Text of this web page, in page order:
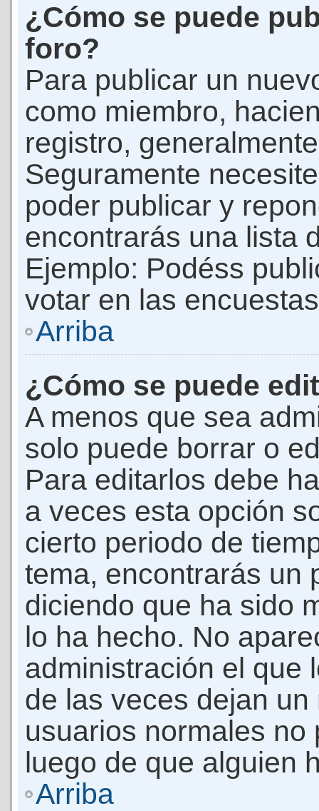
¿Cómo se puede
foro?
Para publicar un
como miembro,
registro,
Seguramente
poder publicar y
encontrarás una lista
Ejemplo: Podéss
votar en las
Arriba
¿Cómo se puede
A menos que sea
solo puede borrar o
Para editarlos debe
a veces esta opción
cierto periodo de
tema, encontrarás un
diciendo que ha sido
lo ha hecho. No
administración el que
de las veces dejan
usuarios normales
luego de que alguien
Arriba